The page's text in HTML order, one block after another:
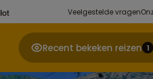
Veelgestelde vragen
Recent bekeken reizen 1